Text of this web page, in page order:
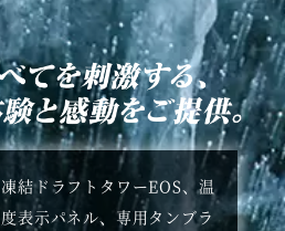
凍結ドラフトタワーEOS、温
度表示パネル、専用タンブラ